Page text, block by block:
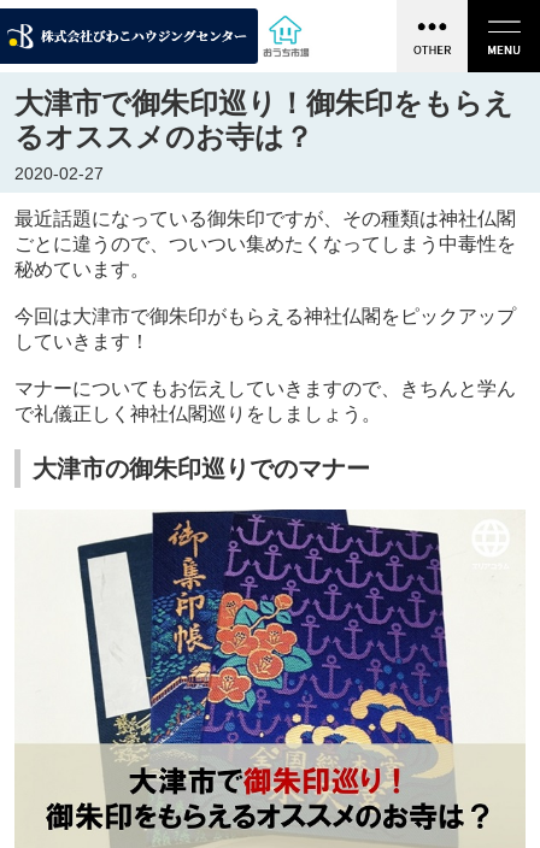
大津市で御朱印巡り！御朱印をもらえ
るオススメのお寺は？
2020-02-27
最近話題になっている御朱印ですが、その種類は神社仏閣
ごとに違うので、ついつい集めたくなってしまう中毒性を
秘めています。
今回は大津市で御朱印がもらえる神社仏閣をピックアップ
していきます！
マナーについてもお伝えしていきますので、きちんと学ん
で礼儀正しく神社仏閣巡りをしましょう。
大津市の御朱印巡りでのマナー